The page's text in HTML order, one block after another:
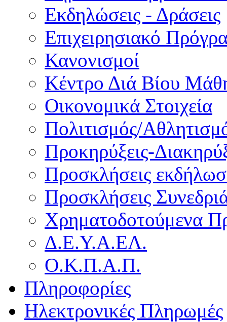
Εκδηλώσεις - Δράσεις
Επιχειρησιακό
Κανονισμοί
Κέντρο Διά Βίου
Οικονομικά Στοιχεία
Πολιτισμός/
Προκηρύξεις-
Προσκλήσεις
Προσκλήσεις
Χρηματοδοτούμενα
Δ.Ε.Υ.Α.ΕΛ.
Ο.Κ.Π.Α.Π.
Πληροφορίες
Ηλεκτρονικές Πληρωμές